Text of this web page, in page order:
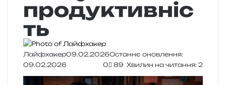
продуктивніс
ть
Лайфхакер09.02.2026Останнє оновлення:
09.02.2026
0 89 Хвилин на читання: 2